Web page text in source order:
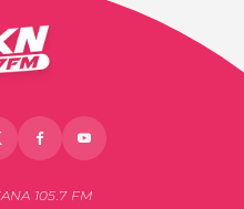
105.7 FM